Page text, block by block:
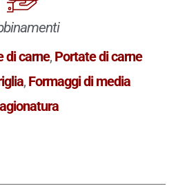
di carne, Portate di carne
, Formaggi di media